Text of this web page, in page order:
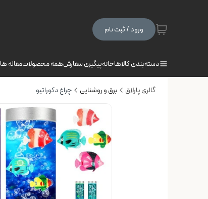
ورود / ثبت نام
دسته‌بندی کالاهاخانهپیگیری سفارشهمه محصولاتمقاله ها
گالری پارلاق برق و روشنایی چراغ دکوراتیو